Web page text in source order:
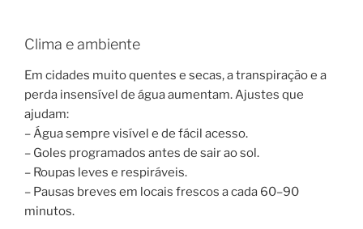
Clima e ambiente
Em cidades muito quentes e secas, a transpiração e a
perda insensível de água aumentam. Ajustes que
ajudam:
– Água sempre visível e de fácil acesso.
– Goles programados antes de sair ao sol.
– Roupas leves e respiráveis.
– Pausas breves em locais frescos a cada 60–90
minutos.